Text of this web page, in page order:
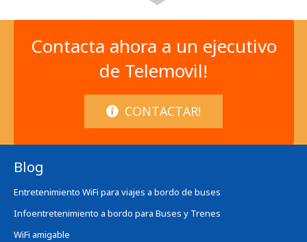
Contacta ahora a un ejecutivo
de Telemovil!
CONTACTAR!
Blog
Entretenimiento WiFi para viajes a bordo de buses
Infoentretenimiento a bordo para Buses y Trenes
WiFi amigable